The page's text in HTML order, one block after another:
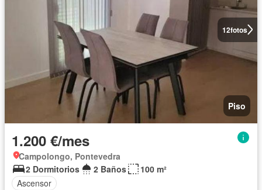
12fotos
Piso
1.200 €/mes
Campolongo, Pontevedra
2 Dormitorios
2 Baños
100 m²
Ascensor